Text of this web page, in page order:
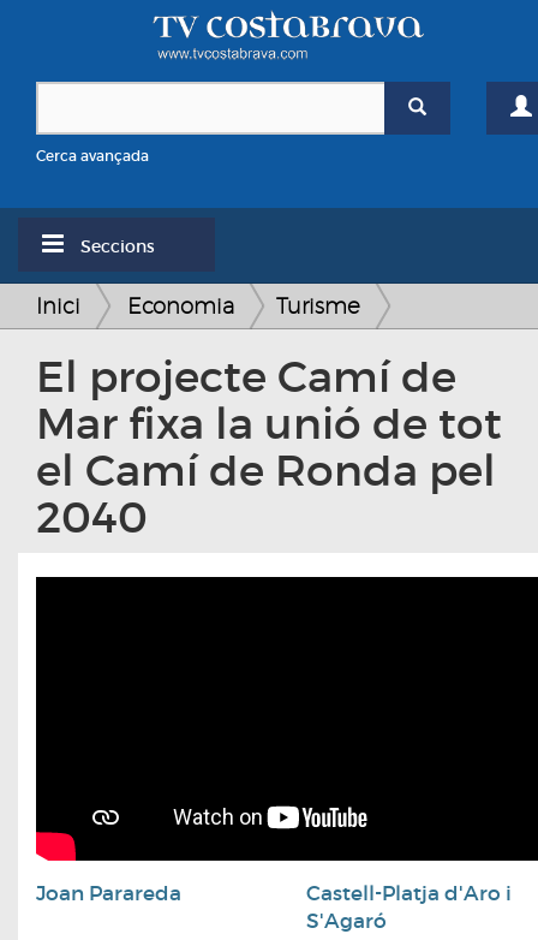
Cerca avançada
Seccions
Inici Economia Turisme
El projecte Camí de
Mar fixa la unió de tot
el Camí de Ronda pel
2040
Joan Parareda
Castell-Platja d'Aro i
S'Agaró